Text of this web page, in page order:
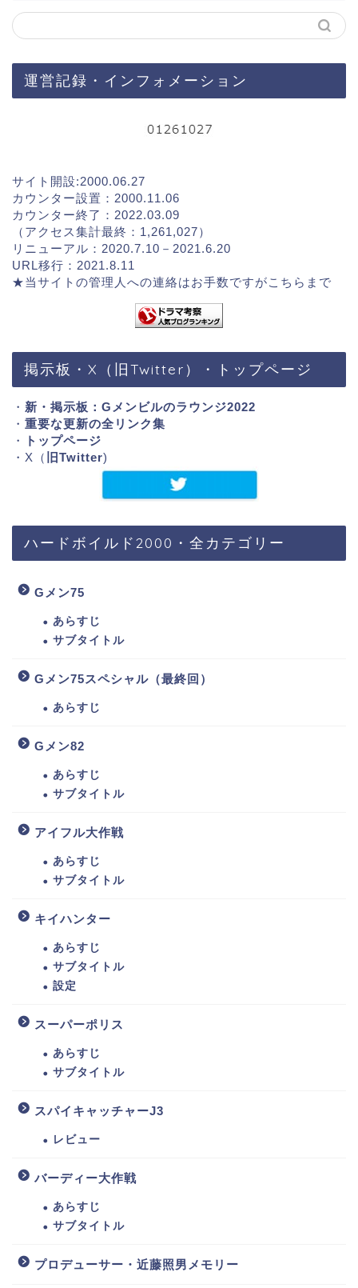
運営記録・インフォメーション
サイト開設:2000.06.27
カウンター設置：2000.11.06
カウンター終了：2022.03.09
（アクセス集計最終：1,261,027）
リニューアル：2020.7.10－2021.6.20
URL移行：2021.8.11
★当サイトの管理人への連絡はお手数ですがこちらまで
掲示板・X（旧Twitter）・トップページ
・ 新・掲示板：Gメンビルのラウンジ2022
・ 重要な更新の全リンク集
・
トップページ
・X（ 旧Twitter)
ハードボイルド2000・全カテゴリー
Gメン75
あらすじ
サブタイトル
Gメン75スペシャル（最終回）
あらすじ
Gメン82
あらすじ
サブタイトル
アイフル大作戦
あらすじ
サブタイトル
キイハンター
あらすじ
サブタイトル
設定
スーパーポリス
あらすじ
サブタイトル
スパイキャッチャーJ3
レビュー
バーディー大作戦
あらすじ
サブタイトル
プロデューサー・近藤照男メモリー